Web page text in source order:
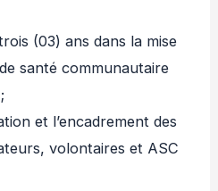
(03) ans dans la mise
santé communautaire
et l’encadrement des
volontaires et ASC